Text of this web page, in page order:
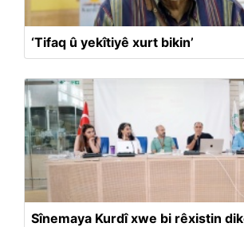
‘Tifaq û yekîtiyê xurt bikin’
Sînemaya Kurdî xwe bi rêxistin